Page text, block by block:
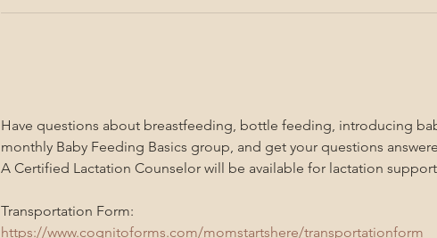
Have questions about breastfeeding, bottle feeding, introducing
monthly Baby Feeding Basics group, and get your questions
A Certified Lactation Counselor will be available for lactation
Transportation Form:
https://www.cognitoforms.com/momstartshere/transportationform